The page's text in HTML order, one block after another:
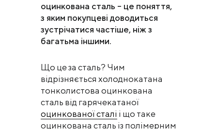
оцинкована сталь – це поняття,
з яким покупцеві доводиться
зустрічатися частіше, ніж з
багатьма іншими.
Що це за сталь? Чим
відрізняється холоднокатана
тонколистова оцинкована
сталь від гарячекатаної
оцинкованої сталі і що таке
оцинкована сталь із полімерним